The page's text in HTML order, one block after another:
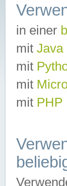
in einer
mit Java
mit
mit
mit PHP